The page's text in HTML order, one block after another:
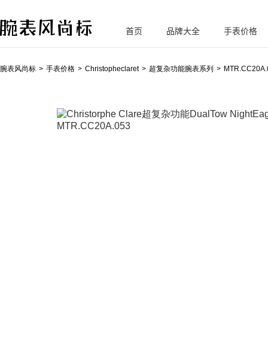
腕
首页 品牌大全 手表价格
腕表风尚标 手表价格 Christopheclaret 超复杂功能腕表系列